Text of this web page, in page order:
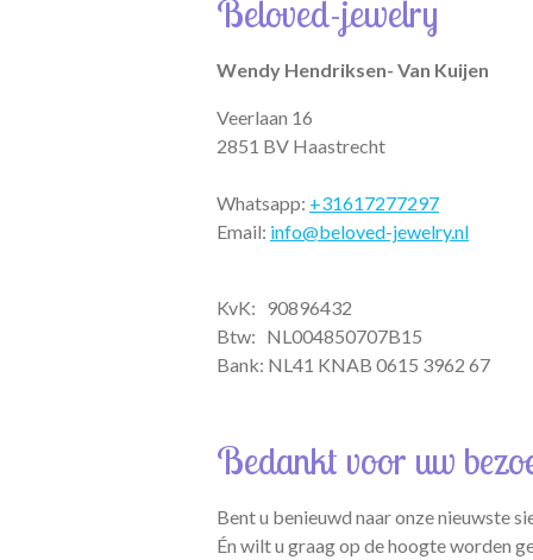
p
a
k
Beloved-jewelry
Wendy Hendriksen- Van Kuijen
Veerlaan 16
2851 BV Haastrecht
Whatsapp: +31617277297
Email: info@beloved-jewelry.nl
KvK: 90896432
Btw: NL004850707B15
Bank: NL41 KNAB 0615 3962 67
Bedankt voor uw
Bent u benieuwd naar onze nieuwste
Én wilt u graag op de hoogte worden